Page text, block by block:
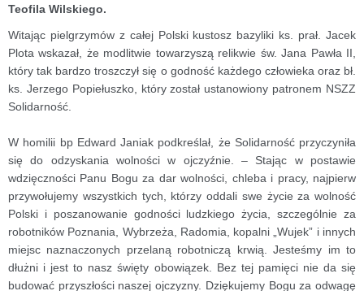
Teofila Wilskiego.
Witając pielgrzymów z całej Polski kustosz bazyliki ks. prał. Jacek
Plota wskazał, że modlitwie towarzyszą relikwie św. Jana Pawła II,
który tak bardzo troszczył się o godność każdego człowieka oraz bł.
ks. Jerzego Popiełuszko, który został ustanowiony patronem NSZZ
Solidarność.
W homilii bp Edward Janiak podkreślał, że Solidarność przyczyniła
się do odzyskania wolności w ojczyźnie. – Stając w postawie
wdzięczności Panu Bogu za dar wolności, chleba i pracy, najpierw
przywołujemy wszystkich tych, którzy oddali swe życie za wolność
Polski i poszanowanie godności ludzkiego życia, szczególnie za
robotników Poznania, Wybrzeża, Radomia, kopalni „Wujek” i innych
miejsc naznaczonych przelaną robotniczą krwią. Jesteśmy im to
dłużni i jest to nasz święty obowiązek. Bez tej pamięci nie da się
budować przyszłości naszej ojczyzny. Dziękujemy Bogu za odwagę